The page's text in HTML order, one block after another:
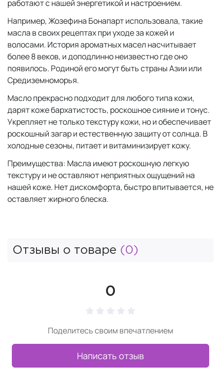
работают с нашей энергетикой и настроением.
Например, Жозефина Бонапарт использовала, такие
масла в своих рецептах при уходе за кожей и
волосами. История ароматных масел насчитывает
более 8 веков, и доподлинно неизвестно где оно
появилось. Родиной его могут быть страны Азии или
Средиземноморья.
Масло прекрасно подходит для любого типа кожи,
дарят коже бархатистость, роскошное сияние и тонус.
Укрепляет не только текстуру кожи, но и обеспечивает
роскошный загар и естественную защиту от солнца. В
холодные сезоны, питает и витаминизирует кожу.
Преимущества: Масла имеют роскошную легкую
текстуру и не оставляют неприятных ощущений на
нашей коже. Нет дискомфорта, быстро впитывается, не
оставляет жирного блеска.
Отзывы о товаре (0)
0
Поделитесь своим впечатлением
Написать отзыв